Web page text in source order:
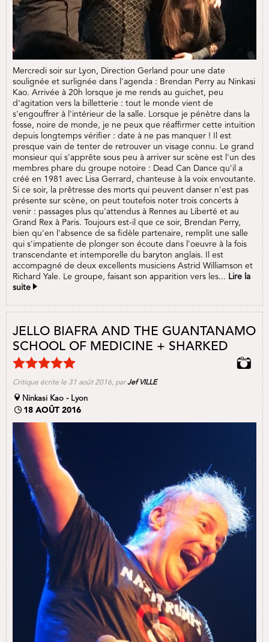
Mercredi soir sur Lyon, Direction Gerland pour une date
soulignée et surlignée dans l'agenda : Brendan Perry au Ninkasi
Kao. Arrivée à 20h lorsque je me rends au guichet, peu
d'agitation vers la billetterie : tout le monde vient de
s'engouffrer à l'intérieur de la salle. Lorsque je pénètre dans la
fosse, noire de monde, je ne peux que réaffirmer cette intuition
depuis longtemps vérifier : date à ne pas manquer ! Il est
presque vain de tenter de retrouver un visage connu. Le grand
monsieur qui s'apprête sous peu à arriver sur scène est l'un des
membres phare du groupe notoire : Dead Can Dance qu'il a
créé en 1981 avec Lisa Gerrard, chanteuse à la voix envoutante.
Si ce soir, la prêtresse des morts qui peuvent danser n'est pas
présente sur scène, on peut toutefois noter trois concerts à
venir : passages plus qu'attendus à Rennes au Liberté et au
Grand Rex à Paris. Toujours est-il que ce soir, Brendan Perry,
bien qu'en l'absence de sa fidèle partenaire, remplit une salle
qui s'impatiente de plonger son écoute dans l'oeuvre à la fois
transcendante et intemporelle du baryton anglais. Il est
accompagné de deux excellents musiciens Astrid Williamson et
Richard Yale. Le groupe, faisant son apparition vers les... Lire la
suite
JELLO BIAFRA AND THE GUANTANAMO
SCHOOL OF MEDICINE + SHARKED
Critique écrite le 31 août 2016, parJef VILLE
Ninkasi Kao - Lyon
18 AOÛT 2016